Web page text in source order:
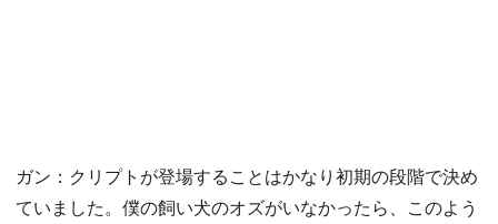
ガン：クリプトが登場することはかなり初期の段階で決め
ていました。僕の飼い犬のオズがいなかったら、このよう